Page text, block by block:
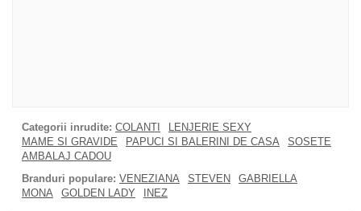
Categorii inrudite: COLANTI
LENJERIE SEXY
MAME SI GRAVIDE
PAPUCI SI BALERINI DE CASA
SOSETE
AMBALAJ CADOU
Branduri populare: VENEZIANA STEVEN
GABRIELLA
MONA
GOLDEN LADY INEZ